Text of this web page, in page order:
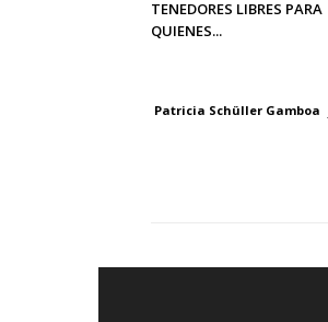
TENEDORES LIBRES PARA
QUIENES...
Patricia Schüller Gamboa